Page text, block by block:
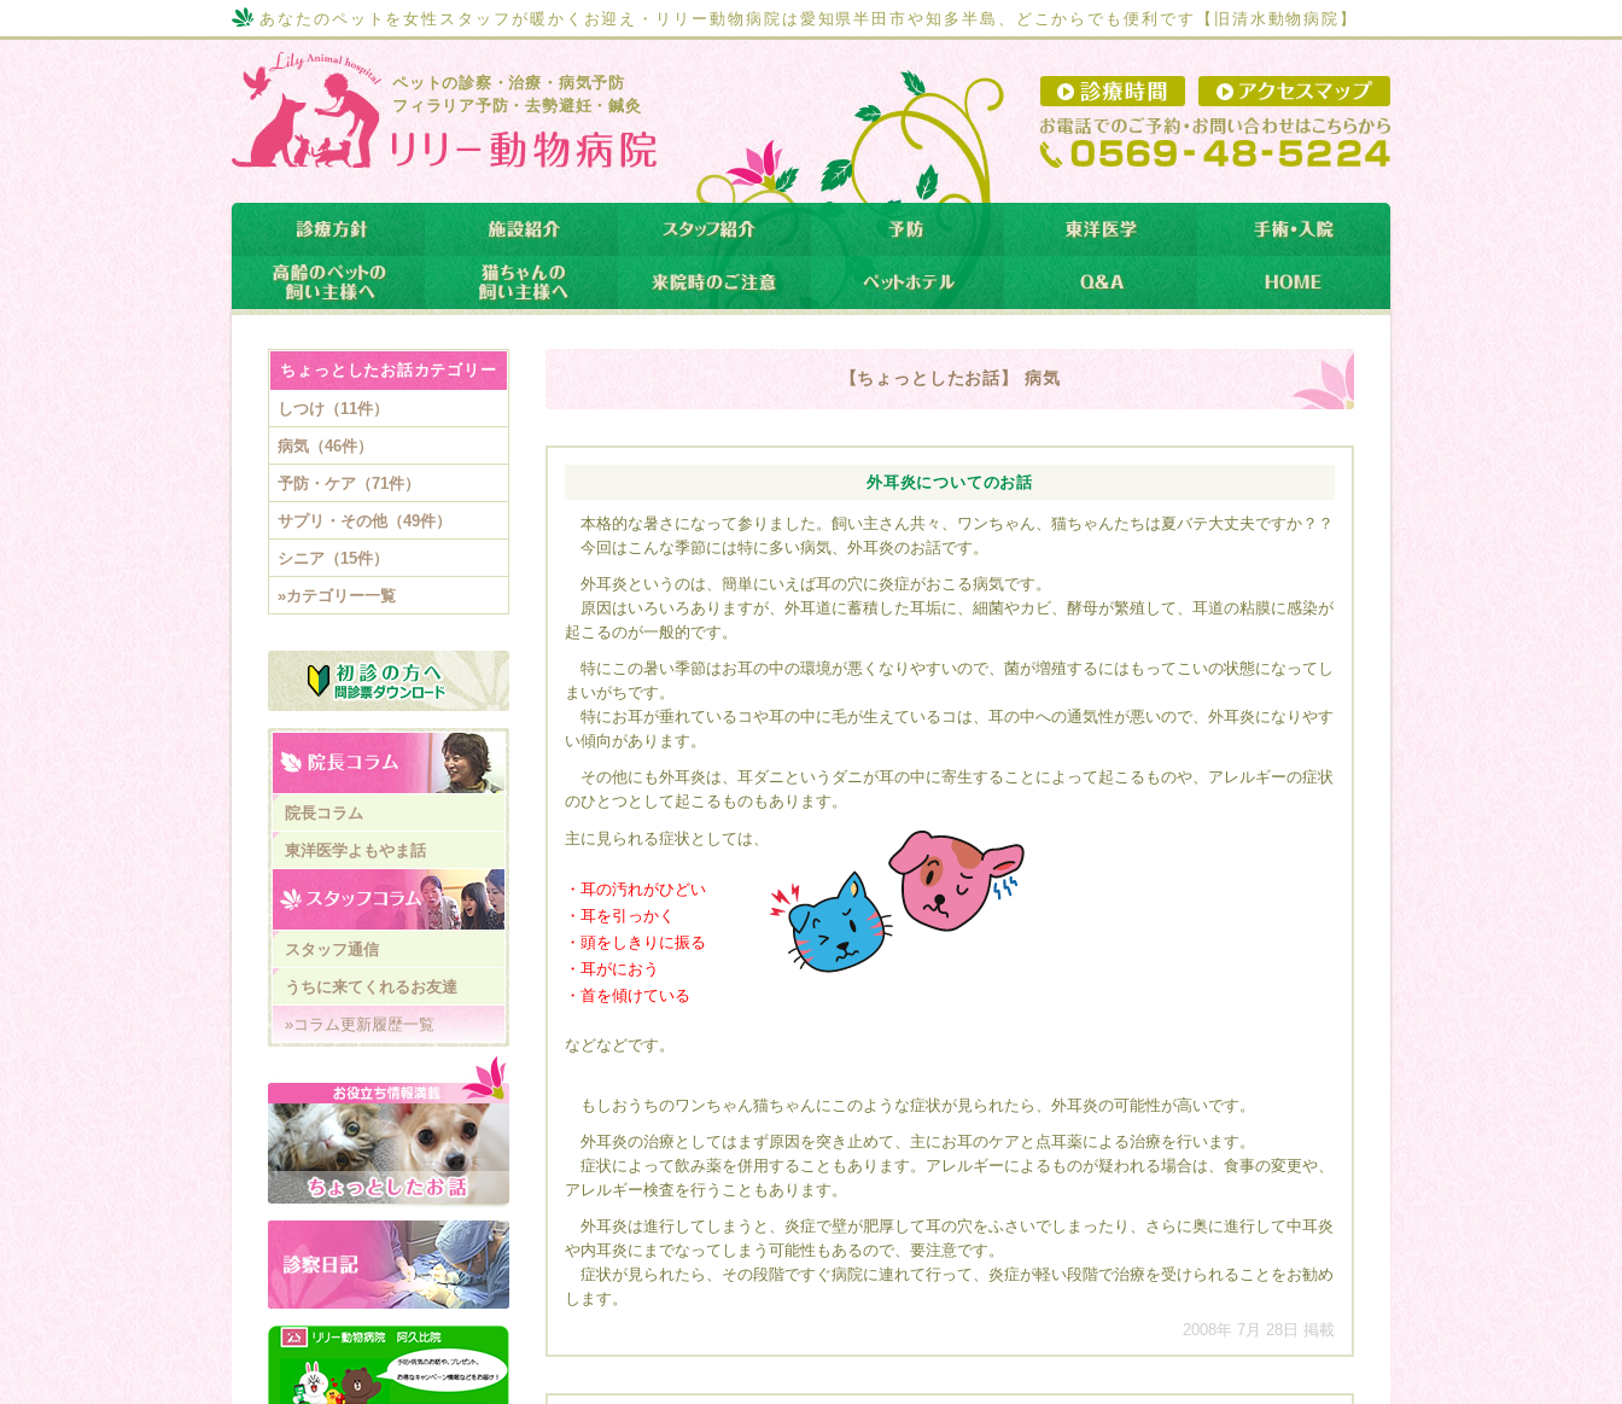
あなたのペットを女性スタッフが暖かくお迎え・リリー動物病院は愛知県半田市や知多半島、どこからでも便利です【 旧清水動物病院】
ペットの診察・治療・病気予防
フィラリア予防・去勢避妊・鍼灸
【ちょっとしたお話】 病気
外耳炎についてのお話
本格的な暑さになって参りました。飼い主さん共々、ワンちゃん、猫ちゃんたちは夏バテ大丈夫ですか？？
今回はこんな季節には特に多い病気、外耳炎のお話です。
外耳炎というのは、簡単にいえば耳の穴に炎症がおこる病気です。
原因はいろいろありますが、外耳道に蓄積した耳垢に、細菌やカビ、酵母が繁殖して、耳道の粘膜に感染が
起こるのが一般的です。
特にこの暑い季節はお耳の中の環境が悪くなりやすいので、菌が増殖するにはもってこいの状態になってし
まいがちです。
特にお耳が垂れているコや耳の中に毛が生えているコは、耳の中への通気性が悪いので、外耳炎になりやす
い傾向があります。
その他にも外耳炎は、耳ダニというダニが耳の中に寄生することによって起こるものや、アレルギーの症状
のひとつとして起こるものもあります。
主に見られる症状としては、
・耳の汚れがひどい
・耳を引っかく
・頭をしきりに振る
・耳がにおう
・首を傾けている
などなどです。
もしおうちのワンちゃん猫ちゃんにこのような症状が見られたら、外耳炎の可能性が高いです。
外耳炎の治療としてはまず原因を突き止めて、主にお耳のケアと点耳薬による治療を行います。
症状によって飲み薬を併用することもあります。アレルギーによるものが疑われる場合は、食事の変更や、
アレルギー検査を行うこともあります。
外耳炎は進行してしまうと、炎症で壁が肥厚して耳の穴をふさいでしまったり、さらに奥に進行して中耳炎
や内耳炎にまでなってしまう可能性もあるので、要注意です。
症状が見られたら、その段階ですぐ病院に連れて行って、炎症が軽い段階で治療を受けられることをお勧め
します。
2008年 7月 28日 掲載
ちょっとしたお話カテゴリー
しつけ（11件）
病気（46件）
予防・ケア（71件）
サプリ・その他（49件）
シニア（15件）
»カテゴリー一覧
院長コラム
東洋医学よもやま話
スタッフ通信
うちに来てくれるお友達
»コラム更新履歴一覧